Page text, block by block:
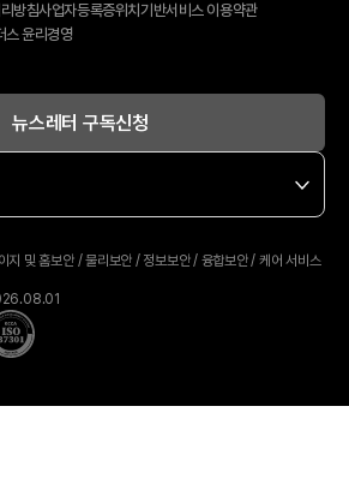
방침사업자등록증위치기반서비스 이용약관
스 윤리경영
뉴스레터 구독신청
지 및 홈보안 / 물리보안 / 정보보안 / 융합보안 / 케어 서비스